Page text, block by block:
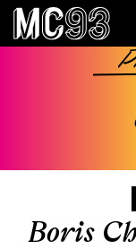
Aller
contenu
Navigation
Boris